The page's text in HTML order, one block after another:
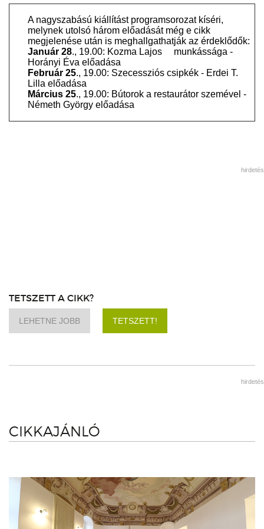
A nagyszabású kiállítást programsorozat kíséri,
melynek utolsó három előadását még e cikk
megjelenése után is meghallgathatják az érdeklődők:
Január 28., 19.00: Kozma Lajos munkássága -
Horányi Éva előadása
Február 25., 19.00: Szecessziós csipkék - Erdei T.
Lilla előadása
Március 25., 19.00: Bútorok a restaurátor szemével -
Németh György előadása
hirdetés
TETSZETT A CIKK?
LEHETNE JOBB TETSZETT!
hirdetés
CIKKAJÁNLÓ